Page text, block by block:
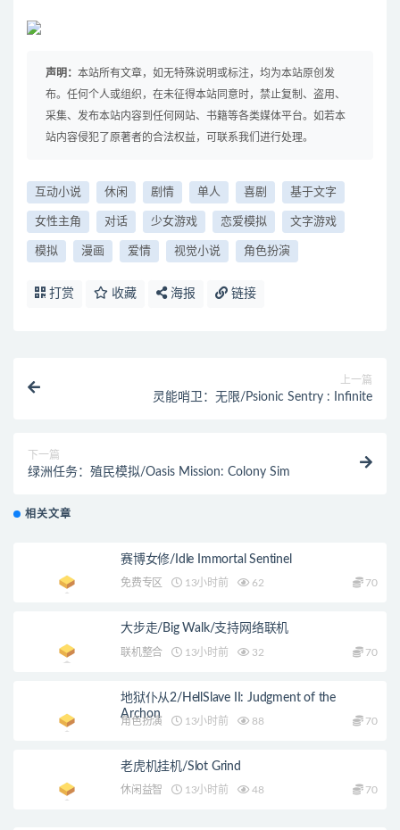
声明： 本站所有文章，如无特殊说明或标注，均为本站原创发
布。任何个人或组织，在未征得本站同意时，禁止复制、盗用、
采集、发布本站内容到任何网站、书籍等各类媒体平台。如若本
站内容侵犯了原著者的合法权益，可联系我们进行处理。
互动小说 休闲 剧情 单人 喜剧 基于文字
女性主角 对话 少女游戏 恋爱模拟 文字游戏
模拟 漫画 爱情 视觉小说 角色扮演
打赏 收藏 海报 链接
上一篇
灵能哨卫：无限/Psionic Sentry : Infinite
下一篇
绿洲任务：殖民模拟/Oasis Mission: Colony Sim
相关文章
赛博女修/Idle Immortal Sentinel
免费专区 13小时前 62 70
大步走/Big Walk/支持网络联机
联机整合 13小时前 32 70
地狱仆从2/HellSlave II: Judgment of the
Archon
角色扮演 13小时前 88 70
老虎机挂机/Slot Grind
休闲益智 13小时前 48 70